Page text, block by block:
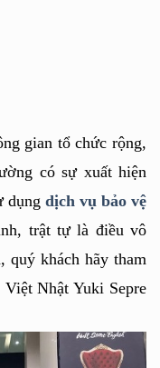
gian tổ chức rộng,
có sự xuất hiện
dụng dịch vụ bảo vệ
trật tự là điều vô
quý khách hãy tham
Nhật Yuki Sepre